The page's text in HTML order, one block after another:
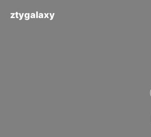
ztygalaxy